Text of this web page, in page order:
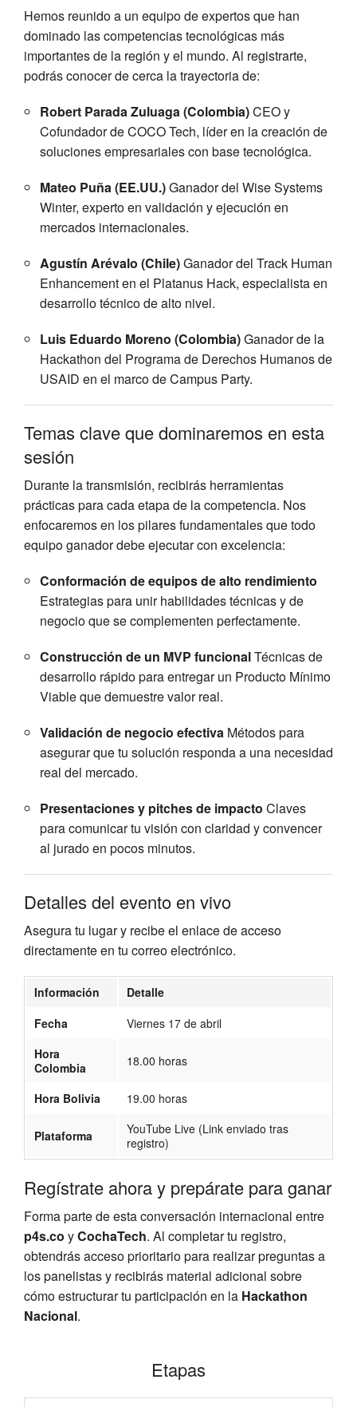
Hemos reunido a un equipo de expertos que han
dominado las competencias tecnológicas más
importantes de la región y el mundo. Al registrarte,
podrás conocer de cerca la trayectoria de:
Robert Parada Zuluaga (Colombia)CEO y
Cofundador de COCO Tech, líder en la creación de
soluciones empresariales con base tecnológica.
Mateo Puña (EE.UU.)Ganador del Wise Systems
Winter, experto en validación y ejecución en
mercados internacionales.
Agustín Arévalo (Chile)Ganador del Track Human
Enhancement en el Platanus Hack, especialista en
desarrollo técnico de alto nivel.
Luis Eduardo Moreno (Colombia)Ganador de la
Hackathon del Programa de Derechos Humanos de
USAID en el marco de Campus Party.
Temas clave que dominaremos en esta
sesión
Durante la transmisión, recibirás herramientas
prácticas para cada etapa de la competencia. Nos
enfocaremos en los pilares fundamentales que todo
equipo ganador debe ejecutar con excelencia:
Conformación de equipos de alto rendimiento
Estrategias para unir habilidades técnicas y de
negocio que se complementen perfectamente.
Construcción de un MVP funcionalTécnicas de
desarrollo rápido para entregar un Producto Mínimo
Viable que demuestre valor real.
Validación de negocio efectiva Métodos para
asegurar que tu solución responda a una necesidad
real del mercado.
Presentaciones y pitches de impacto Claves
para comunicar tu visión con claridad y convencer
al jurado en pocos minutos.
Detalles del evento en vivo
Asegura tu lugar y recibe el enlace de acceso
directamente en tu correo electrónico.
Información
Detalle
Fecha
Viernes 17 de abril
Hora
Colombia
18.00 horas
Hora Bolivia 19.00 horas
Plataforma
YouTube Live (Link enviado tras
registro)
Regístrate ahora y prepárate para ganar
Forma parte de esta conversación internacional entre
p4s.co yCochaTech. Al completar tu registro,
obtendrás acceso prioritario para realizar preguntas a
los panelistas y recibirás material adicional sobre
cómo estructurar tu participación en la Hackathon
Nacional.
Etapas